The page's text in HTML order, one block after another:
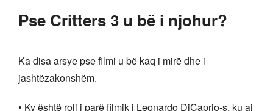
Pse Critters 3 u bë i njohur?
Ka disa arsye pse filmi u bë kaq i mirë dhe i
jashtëzakonshëm.
• Ky është roli i parë filmik i Leonardo DiCaprio-s, ku ai